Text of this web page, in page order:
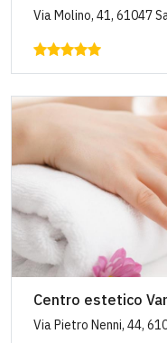
Via Molino, 41, 61047
Centro estetico
Via Pietro Nenni, 44,